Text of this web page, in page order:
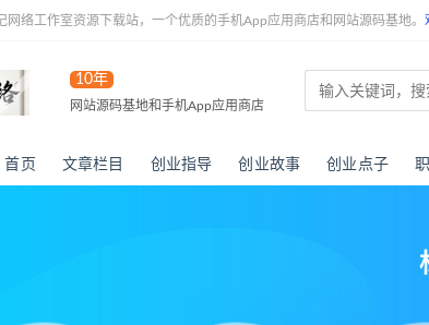
网络工作室资源下载站，一个优质的手机App应用商店和网站源码基地。
10年
网站源码基地和手机App应用商店
首页 文章栏目 创业指导 创业故事 创业点子